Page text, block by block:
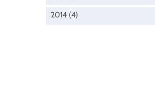
2014 (4)